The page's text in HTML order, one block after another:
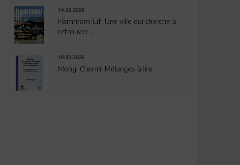
14.03.2026
Hammam-Lif: Une ville qui cherche à
retrouver ...
10.03.2026
Mongi Chemli: Mélanges à lire